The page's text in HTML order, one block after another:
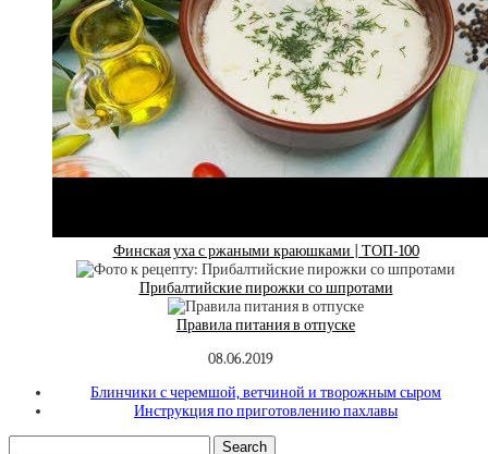
Финская уха с ржаными краюшками | ТОП-100
Прибалтийские пирожки со шпротами
Правила питания в отпуске
08.06.2019
Блинчики с черемшой, ветчиной и творожным сыром
Инструкция по приготовлению пахлавы